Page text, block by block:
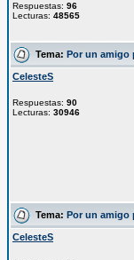
Respuestas: 96
Lecturas: 48565
Tema: Por un amigo
CelesteS
Respuestas: 90
Lecturas: 30946
Tema: Por un amigo
CelesteS